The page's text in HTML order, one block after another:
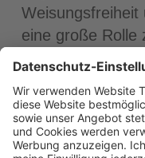
Weisungsfreiheit
eine große Rolle
Bei der Auswahl
sollte
wird empfohlen,
Ausschreibung